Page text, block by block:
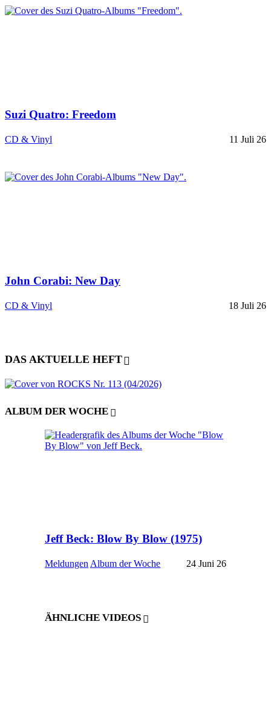
Suzi Quatro: Freedom
CD & Vinyl 11 Juli 26
John Corabi: New Day
CD & Vinyl 18 Juli 26
DAS AKTUELLE HEFT
ALBUM DER WOCHE
Jeff Beck: Blow By Blow (1975)
Meldungen Album der Woche 24 Juni 26
ÄHNLICHE VIDEOS